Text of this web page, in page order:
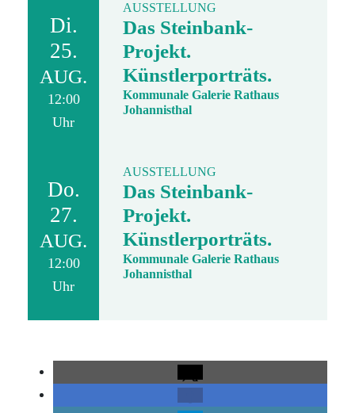
Di.
25.
AUG.
12:00
Uhr
AUSSTELLUNG
Das Steinbank-
Projekt.
Künstlerporträts.
Kommunale Galerie Rathaus
Johannisthal
Do.
27.
AUG.
12:00
Uhr
AUSSTELLUNG
Das Steinbank-
Projekt.
Künstlerporträts.
Kommunale Galerie Rathaus
Johannisthal